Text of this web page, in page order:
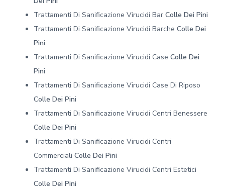
Trattamenti Di Sanificazione Virucidi Bar Colle Dei Pini
Trattamenti Di Sanificazione Virucidi Barche Colle Dei
Pini
Trattamenti Di Sanificazione Virucidi Case Colle Dei
Pini
Trattamenti Di Sanificazione Virucidi Case Di Riposo
Colle Dei Pini
Trattamenti Di Sanificazione Virucidi Centri Benessere
Colle Dei Pini
Trattamenti Di Sanificazione Virucidi Centri
Commerciali Colle Dei Pini
Trattamenti Di Sanificazione Virucidi Centri Estetici
Colle Dei Pini